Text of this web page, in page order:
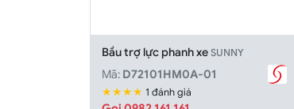
Bầu trợ lực phanh xeSUNNY
Mã: D72101HM0A-01
★★★★ 1 đánh giá